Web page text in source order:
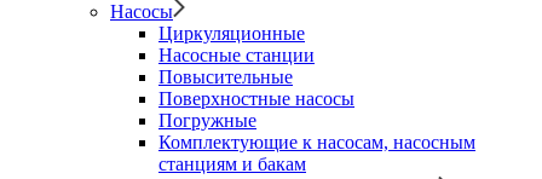
Насосы
Циркуляционные
Насосные станции
Повысительные
Поверхностные насосы
Погружные
Комплектующие к насосам, насосным
станциям и бакам